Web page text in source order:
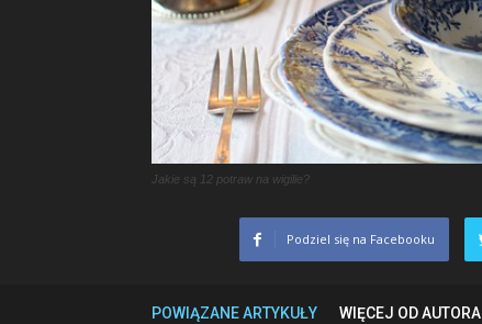
Jakie są 12 potraw na wigilie?
Podziel się na Facebooku
POWIĄZANE ARTYKUŁY WIĘCEJ OD AUTORA